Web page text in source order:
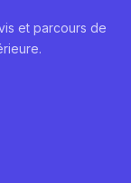
et parcours de